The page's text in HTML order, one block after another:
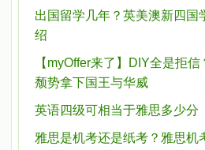
出国留学几年？英美澳新四国
绍
【myOffer来了】DIY全是拒信
颓势拿下国王与华威
英语四级可相当于雅思多少分
雅思是机考还是纸考？雅思机